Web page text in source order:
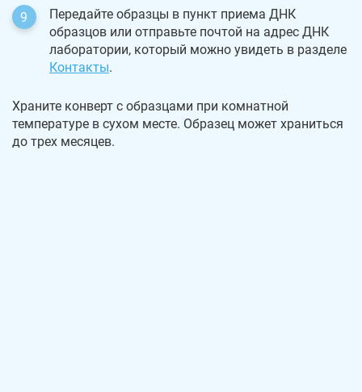
Передайте образцы в пункт приема ДНК
образцов или отправьте почтой на адрес ДНК
лаборатории, который можно увидеть в разделе
Контакты.
Храните конверт с образцами при комнатной
температуре в сухом месте. Образец может храниться
до трех месяцев.